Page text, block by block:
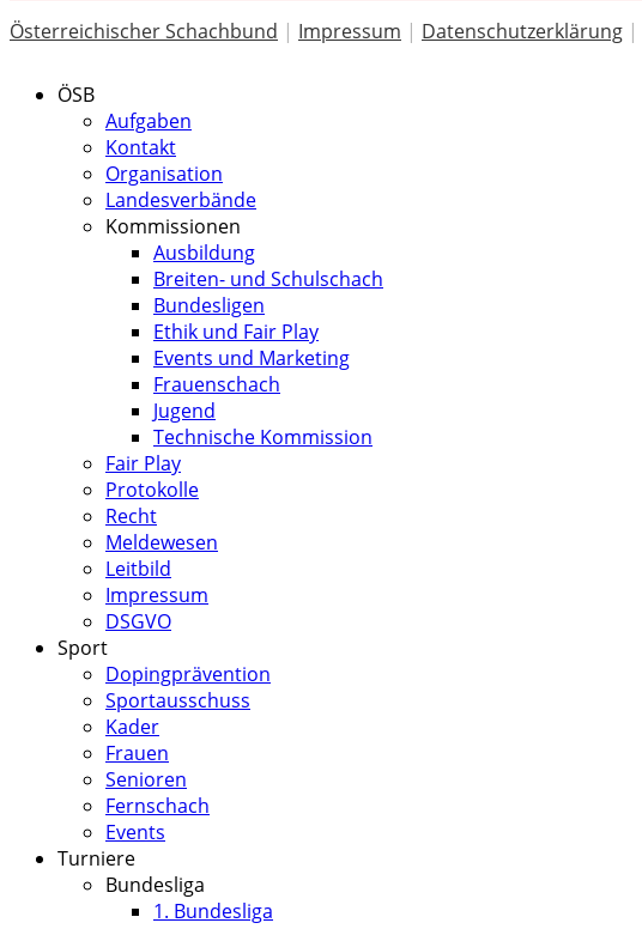
Österreichischer Schachbund | Impressum | Datenschutzerklärung |
ÖSB
Aufgaben
Kontakt
Organisation
Landesverbände
Kommissionen
Ausbildung
Breiten- und Schulschach
Bundesligen
Ethik und Fair Play
Events und Marketing
Frauenschach
Jugend
Technische Kommission
Fair Play
Protokolle
Recht
Meldewesen
Leitbild
Impressum
DSGVO
Sport
Dopingprävention
Sportausschuss
Kader
Frauen
Senioren
Fernschach
Events
Turniere
Bundesliga
1. Bundesliga